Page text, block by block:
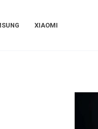
XIAOMI